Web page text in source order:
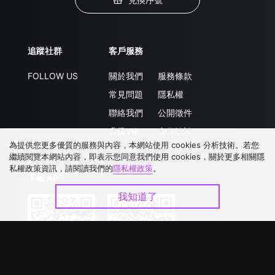
追蹤社群
FOLLOW US
客戶服務
關於我們
常見問題
聯絡我們
升級VIP
服務條款
隱私權
公開徵件
合作洽談
為提供您更多優質的服務與內容，本網站使用 cookies 分析技術。若您
繼續閱覽本網站內容，即表示您同意我們使用 cookies，關於更多相關隱
私權政策資訊，請閱讀我們的隱私權政策。
我知道了